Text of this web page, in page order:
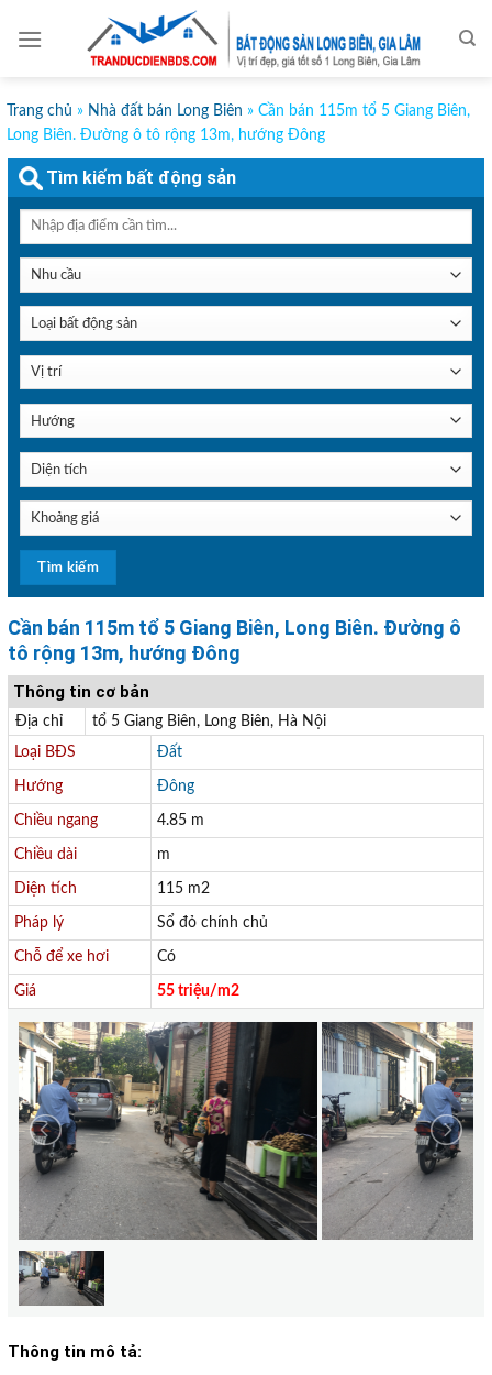
Trang chủ » Nhà đất bán Long Biên » Cần bán 115m tổ 5 Giang Biên,
Long Biên. Đường ô tô rộng 13m, hướng Đông
Cần bán 115m tổ 5 Giang Biên, Long Biên. Đường ô
tô rộng 13m, hướng Đông
Thông tin cơ bản
Địa chỉ
tổ 5 Giang Biên, Long Biên, Hà Nội
Loại BĐS
Đất
Hướng Đông
Chiều ngang 4.85 m
Chiều dài m
Diện tích 115 m2
Pháp lý Sổ đỏ chính chủ
Chỗ để xe hơi Có
Giá 55 triệu/m2
Thông tin mô tả:
Tìm kiếm bất động sản